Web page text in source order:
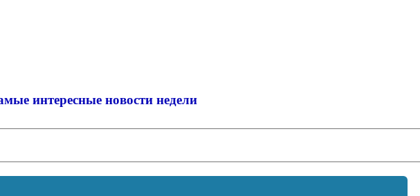
интересные новости недели